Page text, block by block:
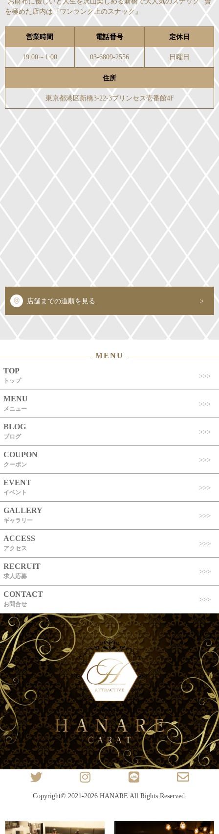
を極めた店内は『ワンランク上のスナック』
営業時間
19:00～1:00
電話番号
03-6809-2556
定休日
日曜日
住所
東京都港区新橋3-22-3プリンセス壱番館4F
店舗までの道順を見る
MENU
TOP
トップ
MENU
メニュー
BLOG
ブログ
COUPON
クーポン
EVENT
イベント
GALLERY
ギャラリー
ACCESS
アクセス
RECRUIT
求人応募
CONTACT
お問合せ
Copyright© 2021-2026 HANARE All Rights Reserved.